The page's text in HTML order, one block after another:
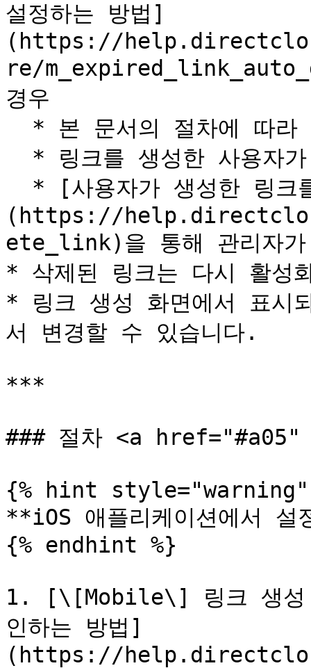
설정하는 방법]
(https://
re/
경우
(https://
ete_link)을 통해 관리자가
* 삭제된 링크는 다시 활성
* 링크 생성 화면에서 표시
서 변경할 수 있습니다.
***
### 절차 <a
{% hint style="warning"
**iOS 애플리케이션에서 설
{% endhint %}
1. [\[Mobile\] 링크 생성
인하는 방법]
(https://